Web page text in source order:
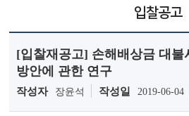
입찰공고
[입찰재공고] 손해배상금 대불
방안에 관한 연구
작성자 장윤석 작성일 2019-06-04